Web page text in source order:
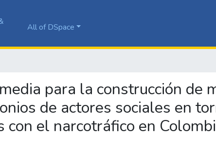
All of DSpace
para la construcción de
de actores sociales en
el narcotráfico en